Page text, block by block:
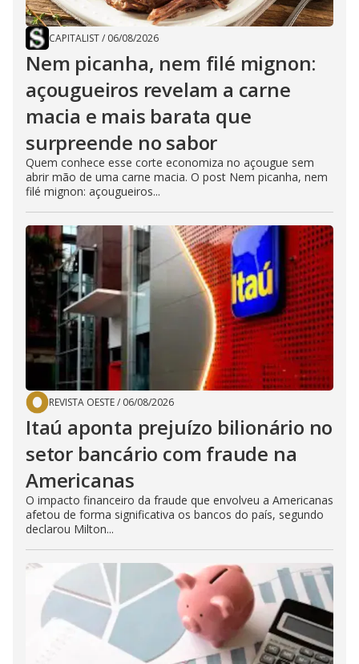
CAPITALIST/ 06/08/2026
Nem picanha, nem filé mignon:
açougueiros revelam a carne
macia e mais barata que
surpreende no sabor
Quem conhece esse corte economiza no açougue sem
abrir mão de uma carne macia. O post Nem picanha, nem
filé mignon: açougueiros...
REVISTA OESTE/ 06/08/2026
Itaú aponta prejuízo bilionário no
setor bancário com fraude na
Americanas
O impacto financeiro da fraude que envolveu a Americanas
afetou de forma significativa os bancos do país, segundo
declarou Milton...